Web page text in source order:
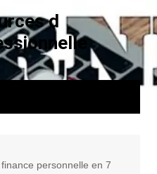
d
personnelle en 7